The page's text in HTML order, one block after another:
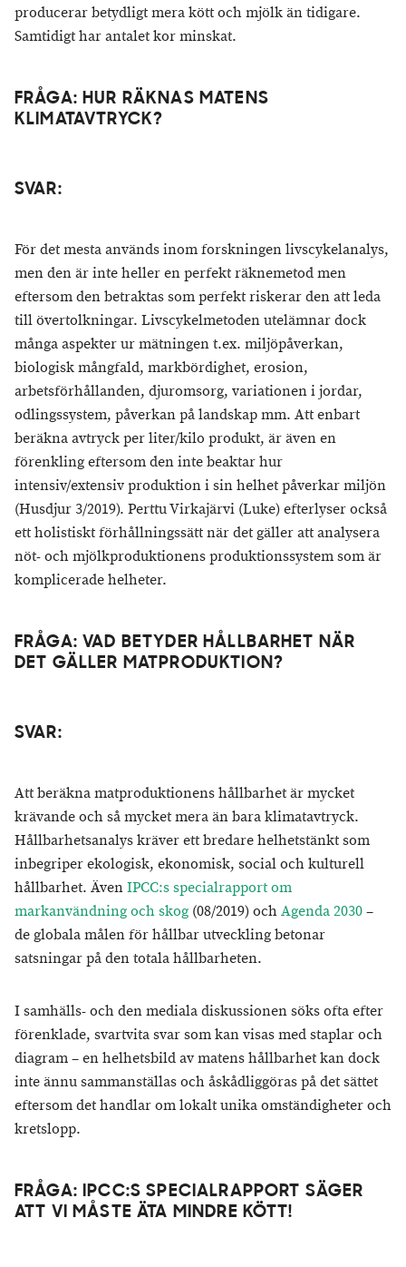
producerar betydligt mera kött och mjölk än tidigare.
Samtidigt har antalet kor minskat.
FRÅGA: HUR RÄKNAS MATENS
KLIMATAVTRYCK?
SVAR:
För det mesta används inom forskningen livscykelanalys,
men den är inte heller en perfekt räknemetod men
eftersom den betraktas som perfekt riskerar den att leda
till övertolkningar. Livscykelmetoden utelämnar dock
många aspekter ur mätningen t.ex. miljöpåverkan,
biologisk mångfald, markbördighet, erosion,
arbetsförhållanden, djuromsorg, variationen i jordar,
odlingssystem, påverkan på landskap mm. Att enbart
beräkna avtryck per liter/kilo produkt, är även en
förenkling eftersom den inte beaktar hur
intensiv/extensiv produktion i sin helhet påverkar miljön
(Husdjur 3/2019). Perttu Virkajärvi (Luke) efterlyser också
ett holistiskt förhållningssätt när det gäller att analysera
nöt- och mjölkproduktionens produktionssystem som är
komplicerade helheter.
FRÅGA: VAD BETYDER HÅLLBARHET NÄR
DET GÄLLER MATPRODUKTION?
SVAR:
Att beräkna matproduktionens hållbarhet är mycket
krävande och så mycket mera än bara klimatavtryck.
Hållbarhetsanalys kräver ett bredare helhetstänkt som
inbegriper ekologisk, ekonomisk, social och kulturell
hållbarhet. ÄvenIPCC:s specialrapport om
markanvändning och skog (08/2019) ochAgenda 2030–
de globala målen för hållbar utveckling betonar
satsningar på den totala hållbarheten.
I samhälls- och den mediala diskussionen söks ofta efter
förenklade, svartvita svar som kan visas med staplar och
diagram – en helhetsbild av matens hållbarhet kan dock
inte ännu sammanställas och åskådliggöras på det sättet
eftersom det handlar om lokalt unika omständigheter och
kretslopp.
FRÅGA: ​IPCC:S SPECIALRAPPORT SÄGER
ATT VI MÅSTE ÄTA MINDRE KÖTT!